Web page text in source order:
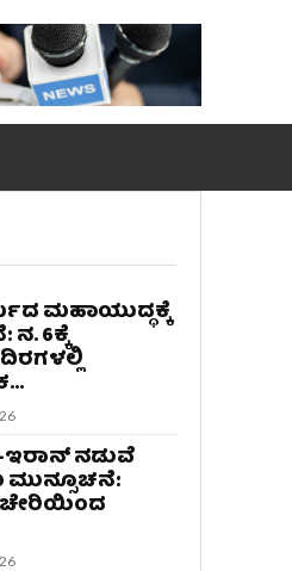
ಮಹಾಯುದ್ಧಕ್ಕೆ
6ಕ್ಕೆ
ನಡುವೆ